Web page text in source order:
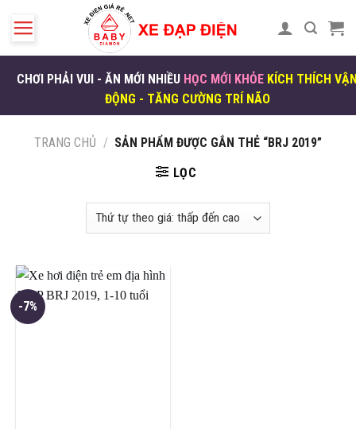
CHƠI PHẢI VUI - ĂN MỚI NHIỀU HỌC MỚI KHỎE KÍCH THÍCH
ĐỘNG - TĂNG CƯỜNG TRÍ NÃO
TRANG CHỦ / SẢN PHẨM ĐƯỢC GẮN THẺ “BRJ 2019”
LỌC
-7%